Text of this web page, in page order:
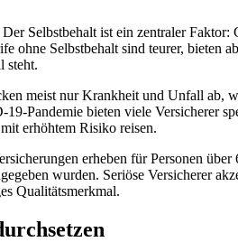
Selbstbehalt ist ein zentraler
ohne Selbstbehalt sind teurer,
steht.
meist nur Krankheit und Unfall ab,
Pandemie bieten viele Versicherer
erhöhtem Risiko reisen.
erheben für Personen
wurden. Seriöse Versicherer
Qualitätsmerkmal.